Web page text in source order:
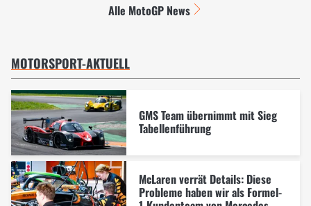
Alle MotoGP News
MOTORSPORT-AKTUELL
GMS Team übernimmt mit Sieg
Tabellenführung
McLaren verrät Details: Diese
Probleme haben wir als Formel-